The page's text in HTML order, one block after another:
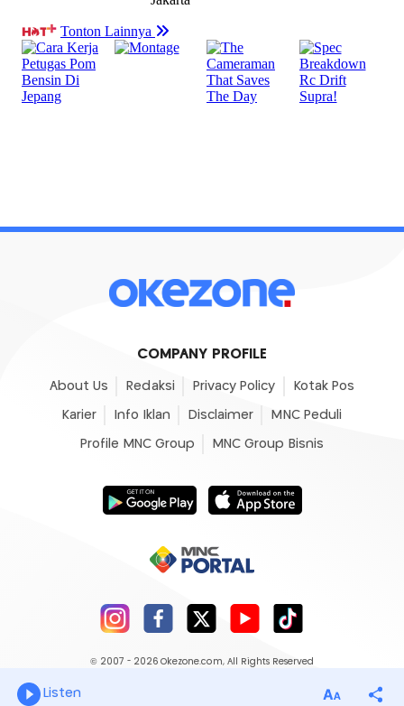
COMPANY PROFILE
About Us Redaksi Privacy Policy Kotak Pos
Karier Info Iklan Disclaimer MNC Peduli
Profile MNC Group MNC Group Bisnis
© 2007 - 2026 Okezone.com, All Rights Reserved
Listen